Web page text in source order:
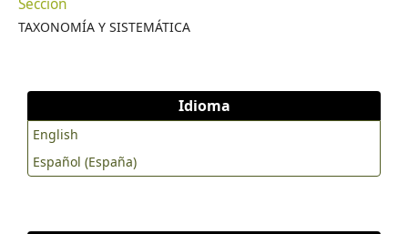
TAXONOMÍA Y SISTEMÁTICA
Idioma
English
Español (España)